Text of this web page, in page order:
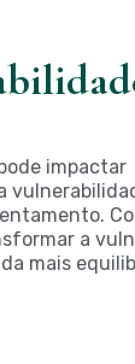
impactar
a
mais